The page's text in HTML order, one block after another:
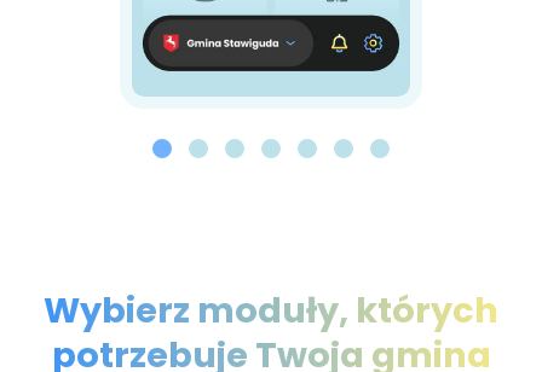
Wybierz moduły, których
potrzebuje Twoja gmina